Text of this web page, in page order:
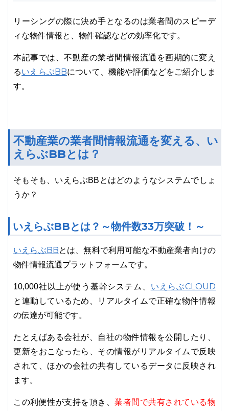
リーシングの際に決め手となるのは業者間のスピーデ
ィな物件情報と、物件確認などの効率化です。
本記事では、不動産の業者間情報流通を画期的に変え
るいえらぶBBについて、機能や評価などをご紹介しま
す。
不動産業の業者間情報流通を変える、い
えらぶBBとは？
そもそも、いえらぶBBとはどのようなシステムでしょ
うか？
いえらぶBBとは？～物件数33万突破！～
いえらぶBBとは、無料で利用可能な不動産業者向けの
物件情報流通プラットフォームです。
10,000社以上が使う基幹システム、 いえらぶCLOUD
と連動しているため、リアルタイムで正確な物件情報
の伝達が可能です。
たとえばある会社が、自社の物件情報を公開したり、
更新をおこなったら、その情報がリアルタイムで反映
されて、ほかの会社の共有しているデータに反映され
ます。
この利便性が支持を頂き、業者間で共有されている物